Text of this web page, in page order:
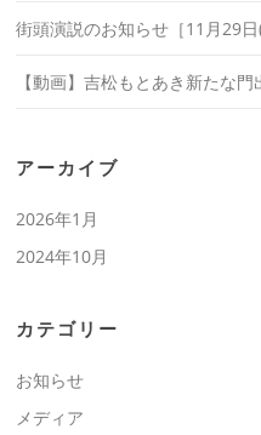
街頭演説のお知らせ［11月29日(
【動画】吉松もとあき新たな門
アーカイブ
2026年1月
2024年10月
カテゴリー
お知らせ
メディア